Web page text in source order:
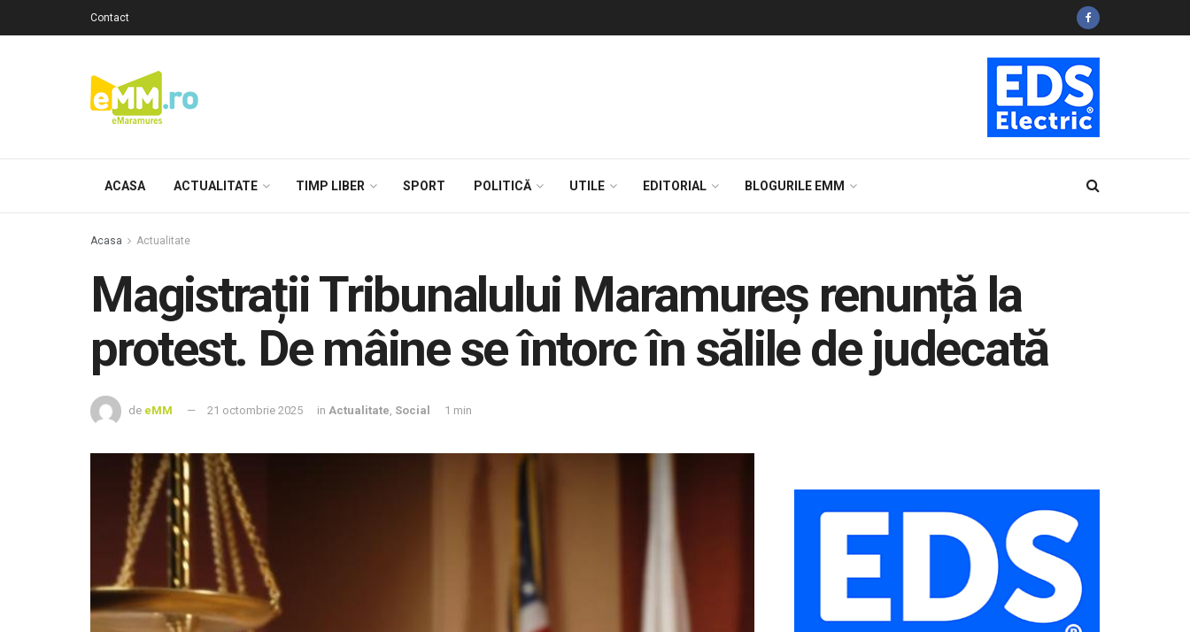
Contact
ACASA ACTUALITATE TIMP LIBER SPORT POLITICĂ UTILE EDITORIAL BLOGURILE EMM
Acasa Actualitate
Magistrații Tribunalului Maramureş renunță la
protest. De mâine se întorc în sălile de judecată
de eMM 21 octombrie 2025 in Actualitate, Social 1 min